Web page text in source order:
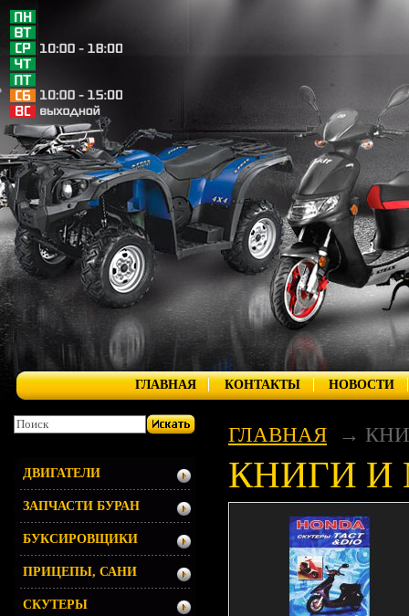
ГЛАВНАЯ КОНТАКТЫ НОВОСТИ
ГЛАВНАЯ
КНИГИ
ДВИГАТЕЛИ
ЗАПЧАСТИ БУРАН
БУКСИРОВЩИКИ
ПРИЦЕПЫ, САНИ
СКУТЕРЫ